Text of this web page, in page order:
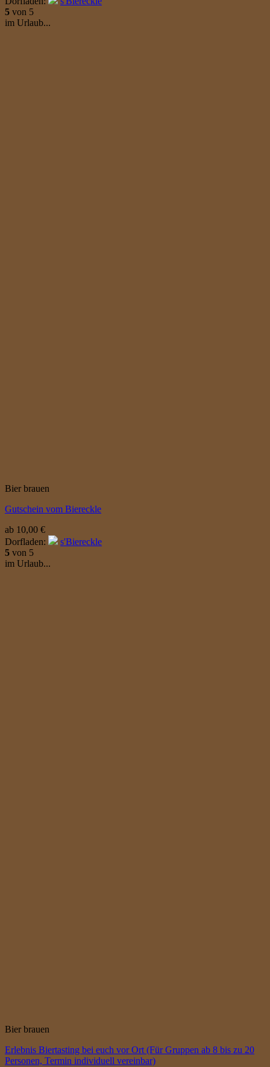
5 von 5
im Urlaub...
Bier brauen
Gutschein vom Biereckle
ab 10,00 €
Dorfladen:
s'Biereckle
5 von 5
im Urlaub...
Bier brauen
Erlebnis Biertasting bei euch vor Ort (Für Gruppen ab 8 bis zu 20
Personen, Termin individuell vereinbar)